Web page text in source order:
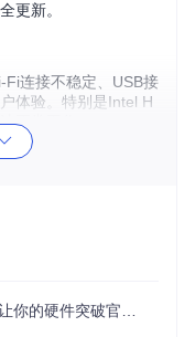
更新。
连接不稳定、USB接
体验。特别是Intel H
正常工作。
硬件突破官方限制